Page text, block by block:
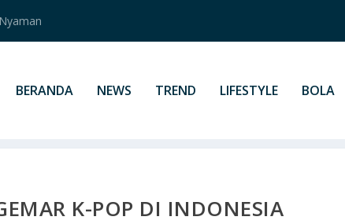
BERANDA NEWS TREND LIFESTYLE BOLA
K-POP DI INDONESIA